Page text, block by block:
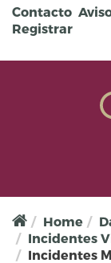
Pasar al
Contacto
Registrar
Home
Incidentes
Incidentes